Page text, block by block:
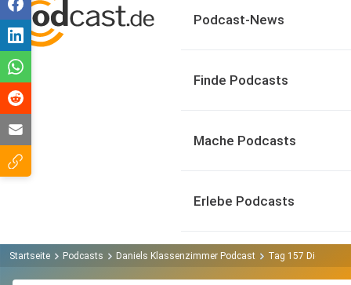
Podcast-News
Finde Podcasts
Mache Podcasts
Erlebe Podcasts
Startseite Podcasts Daniels Klassenzimmer Podcast Tag 157 Die